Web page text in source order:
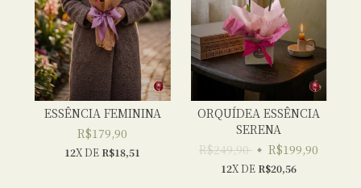
ESSÊNCIA FEMININA
R$179,90
12X DE R$18,51
ORQUÍDEA ESSÊNCIA
SERENA
R$249,90
R$199,90
12X DE R$20,56